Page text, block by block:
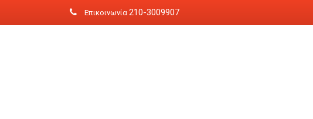
Επικοινωνία 210-3009907